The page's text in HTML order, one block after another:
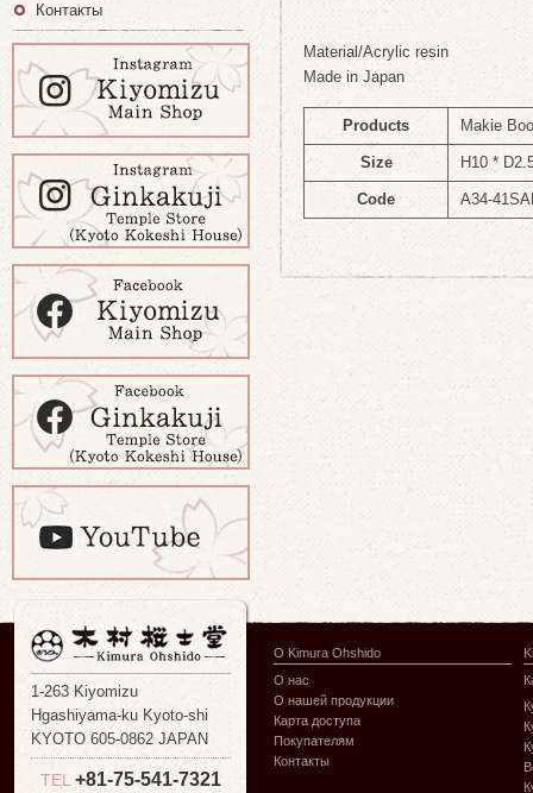
Material/Acrylic resin
Made in Japan
Products Makie
Size H10 *
Code A34-
Контакты
1-263 Kiyomizu
Hgashiyama-ku Kyoto-shi
KYOTO 605-0862 JAPAN
TEL +81-75-541-7321
О Kimura Ohshido
О нас
О нашей продукции
Карта доступа
Покупателям
Контакты